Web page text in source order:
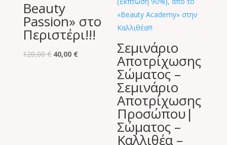
Beauty
Passion» στο
Περιστέρι!!!
120,00€ Original
40,00 €Η
Σεμινάριο
Αποτρίχωσης
Σώματος –
Σεμινάριο
Αποτρίχωσης
Προσώπου|
Σώματος –
Καλλιθέα –